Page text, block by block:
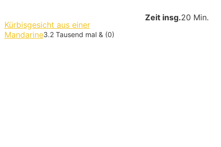
Zeit insg.20 Min.
Kürbisgesicht aus einer
Mandarine3.2 Tausend mal & (0)